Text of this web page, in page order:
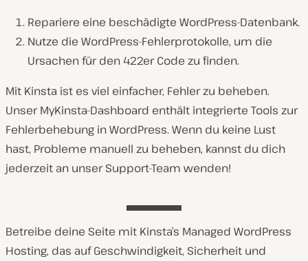
Repariere eine beschädigte WordPress-Datenbank.
Nutze die WordPress-Fehlerprotokolle, um die
Ursachen für den 422er Code zu finden.
Mit Kinsta ist es viel einfacher, Fehler zu beheben.
Unser MyKinsta-Dashboard enthält integrierte Tools zur
Fehlerbehebung in WordPress. Wenn du keine Lust
hast, Probleme manuell zu beheben, kannst du dich
jederzeit an unser Support-Team wenden!
Betreibe deine Seite mit Kinsta’s Managed WordPress
Hosting, das auf Geschwindigkeit, Sicherheit und